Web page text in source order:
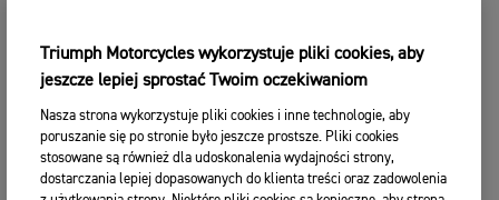
UŻYTKOWNICY
FACEBOOK
TWITTERYOUTUBEINSTAGRAM
Triumph Motorcycles wykorzystuje pliki cookies, aby
jeszcze lepiej sprostać Twoim oczekiwaniom
Nasza strona wykorzystuje pliki cookies i inne technologie, aby
poruszanie się po stronie było jeszcze prostsze. Pliki cookies
stosowane są również dla udoskonalenia wydajności strony,
dostarczania lepiej dopasowanych do klienta treści oraz zadowolenia